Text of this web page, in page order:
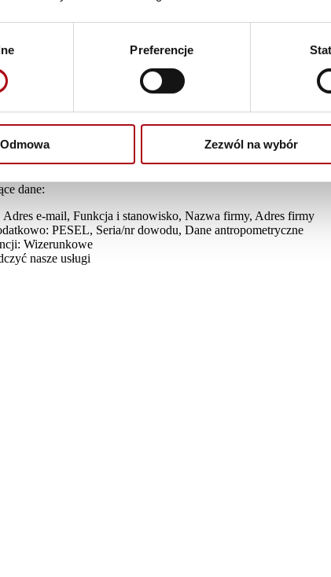
Preferencje
Odmowa Zezwól na wybór
szkolenia jest warunkiem koniecznym dopuszczenia do
zgodę związaną z przetwarzaniem danych:
Lean Enterprise Institute Polska Sp. z o.o.
dane:
e-mail, Funkcja i stanowisko, Nazwa firmy, Adres firmy
PESEL, Seria/nr dowodu, Dane antropometryczne
Wizerunkowe
nasze usługi